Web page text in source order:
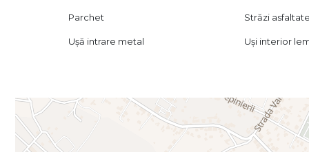
Parchet Străzi asfaltate
Ușă intrare metal Uși interior